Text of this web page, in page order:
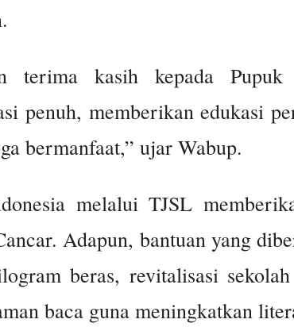
terima kasih kepada Pupuk
penuh, memberikan edukasi
bermanfaat,” ujar Wabup.
melalui TJSL
Adapun, bantuan yang
beras, revitalisasi
baca guna meningkatkan